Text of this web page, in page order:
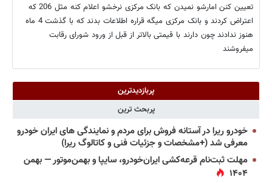
تعیین کنن امارشو نمیدن که بانک مرکزی نرخشو اعلام کنه مثل 206 که
اعتراض کردند و بانک مرکزی میگه قراره اطلاعات بدند که با گذشت 4 ماه
هنوز ندادند چون دارند با قیمتی بالاتر از قبل از ورود شورای رقابت
میفروشند
پربازدیدترین
پربحث ترین
خودرو ریرا در آستانه فروش برای مردم و نمایندگی های ایران خودرو
معرفی شد (+مشخصات و جزئیات فنی و کاتالوگ ریرا)
مهلت ثبت‌نام قرعه‌کشی ایران‌خودرو، سایپا و بهمن‌موتور — بهمن
۱۴۰۴